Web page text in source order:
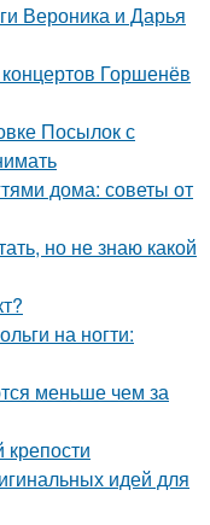
Вероника и Дарья
Горшенёв
Посылок с
дома: советы от
но не знаю какой
на ногти:
меньше чем за
идей для